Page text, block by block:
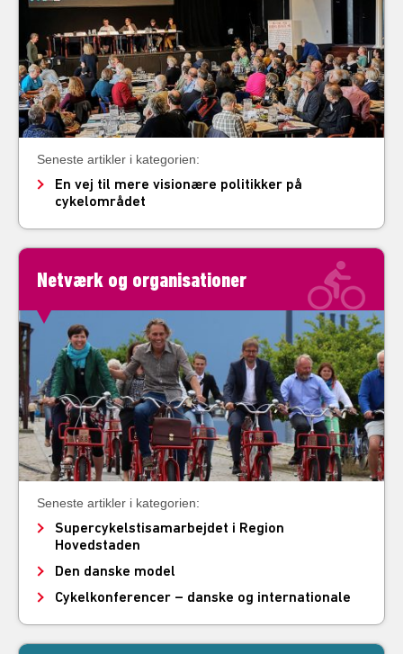
Seneste artikler i kategorien:
En vej til mere visionære politikker på
cykelområdet
Netværk og organisationer
Seneste artikler i kategorien:
Supercykelstisamarbejdet i Region
Hovedstaden
Den danske model
Cykelkonferencer – danske og internationale